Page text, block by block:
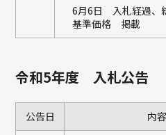
6月6日 入札経過、
基準価格 掲載
令和5年度 入札公告
公告日 内容